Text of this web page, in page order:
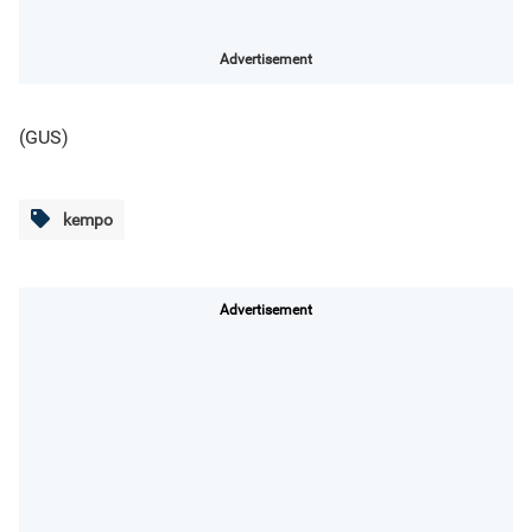
Advertisement
(GUS)
kempo
Advertisement